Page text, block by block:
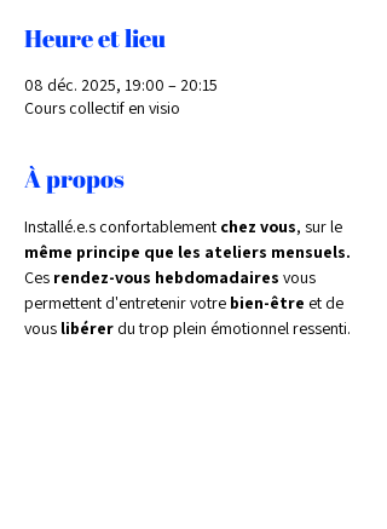
Heure et lieu
08 déc. 2025, 19:00 – 20:15
Cours collectif en visio
À propos
Installé.e.s confortablement chez vous, sur le
même principe que les ateliers mensuels.
Ces rendez-vous hebdomadaires vous
permettent d'entretenir votre bien-être et de
vous libérer du trop plein émotionnel ressenti.